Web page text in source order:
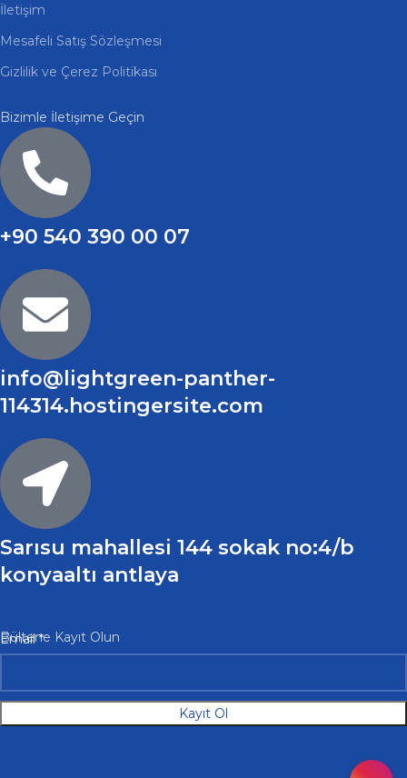
İletişim
Mesafeli Satış Sözleşmesi
Gizlilik ve Çerez Politikası
Bizimle İletişime Geçin
+90 540 390 00 07
info@lightgreen-panther-
114314.hostingersite.com
Sarısu mahallesi 144 sokak no:4/b
konyaaltı antlaya
Bültene Kayıt Olun
Email*
Kayıt Ol